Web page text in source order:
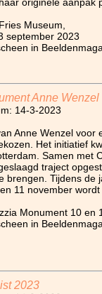
Museum,
september 2023
in
Anne Wenzel
14-3-2023
Anne Wenzel voor
Het initiatief
Samen met
traject
brengen. Tijdens de
11 november
Monument 10 en
in
2023